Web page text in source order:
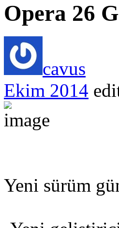
Opera 26
cavus
Ekim 2014
Yeni sürüm